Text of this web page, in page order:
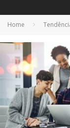
Home